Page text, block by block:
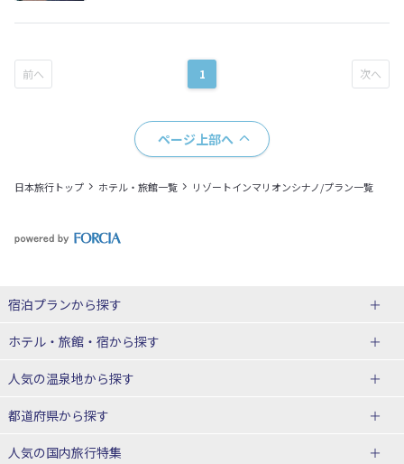
1
ページ上部へ
日本旅行トップ ホテル・旅館一覧 リゾートインマリオンシナノ/プラン一覧
宿泊プランから探す
北海道
東北
青森県
宮城県
ホテル・旅館・宿から探す
北海道ホテル・旅館
青森県ホテル・旅館
人気の温泉地から探す
北海道
湯の川温泉(北海道)
都道府県から探す
人気の国内旅行特集